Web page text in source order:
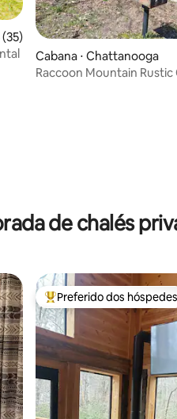
uma avaliação média de 5, 35
Cabana ⋅ Chattanooga
Raccoon Mountain Rustic
de chalés
Entre os melhores
Preferido dos hóspedes